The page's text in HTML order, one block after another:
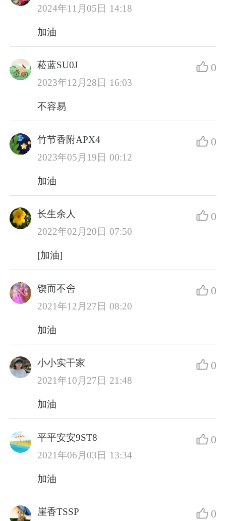
2024年11月05日 14:18
加油
菘蓝SU0J
2023年12月28日 16:03
0
不容易
竹节香附APX4
2023年05月19日 00:12
0
加油
长生余人
2022年02月20日 07:50
0
[加油]
锲而不舍
2021年12月27日 08:20
0
加油
小小实干家
2021年10月27日 21:48
0
加油
平平安安9ST8
2021年06月03日 13:34
0
加油
崖香TSSP
0